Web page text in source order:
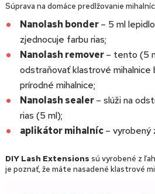
Súprava na domáce predlžovanie
Nanolash bonder– 5 ml
zjednocuje farbu rias;
Nanolash remover– tento (5
odstraňovať klastrové mihalnice
prírodné mihalnice;
Nanolash sealer– slúži na
rias (5 ml);
aplikátor mihalníc– vyrobený
DIY Lash Extensions sú vyrobené z
je poznať, že máte nasadené klastrové